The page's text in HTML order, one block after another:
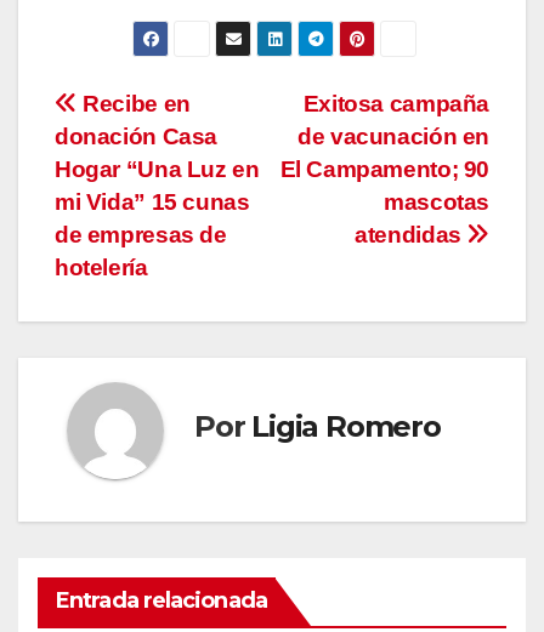
Navegación
de
entradas
Exitosa campaña
de vacunación en
El Campamento; 90
mascotas
atendidas
Recibe en
donación Casa
Hogar “Una Luz en
mi Vida” 15 cunas
de empresas de
hotelería
Por Ligia Romero
Entrada relacionada